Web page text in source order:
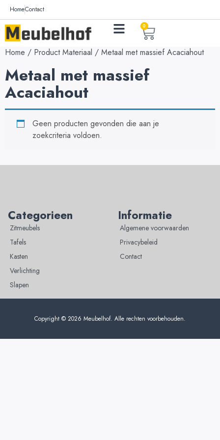
HomeContact
0
Home / Product Materiaal / Metaal met massief Acaciahout
Metaal met massief
Acaciahout
Geen producten gevonden die aan je
zoekcriteria voldoen.
Categorieen
Zitmeubels
Tafels
Kasten
Verlichting
Slapen
Informatie
Algemene voorwaarden
Privacybeleid
Contact
Copyright © 2026 Meubelhof. Alle rechten voorbehouden.